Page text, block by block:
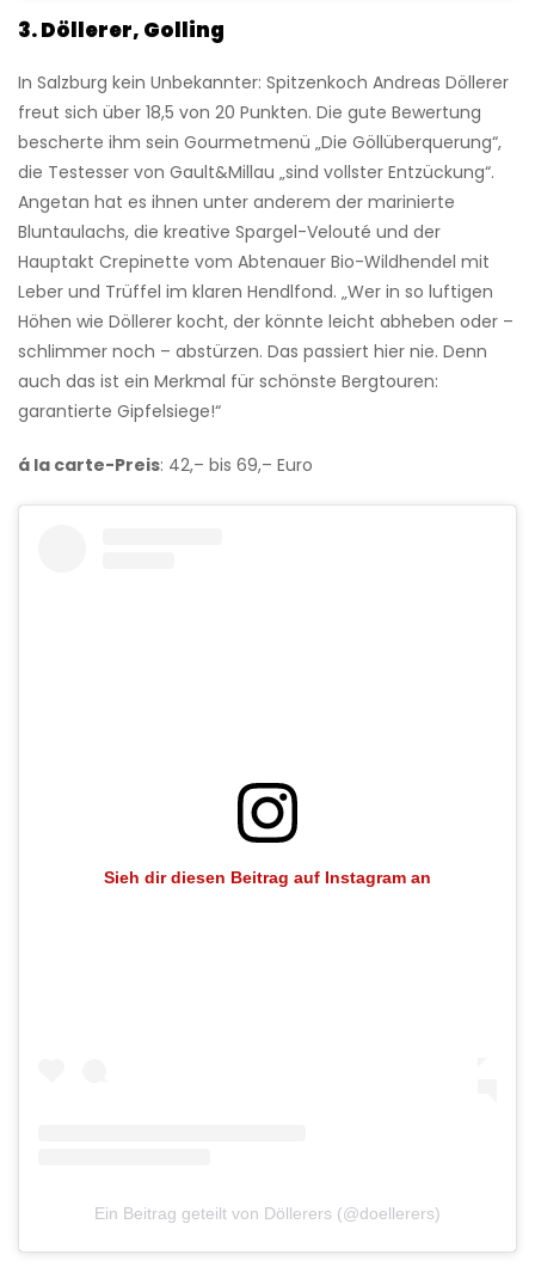
3. Döllerer, Golling
In Salzburg kein Unbekannter: Spitzenkoch Andreas Döllerer
freut sich über 18,5 von 20 Punkten. Die gute Bewertung
bescherte ihm sein Gourmetmenü „Die Göllüberquerung“,
die Testesser von Gault&Millau „sind vollster Entzückung“.
Angetan hat es ihnen unter anderem der marinierte
Bluntaulachs, die kreative Spargel-Velouté und der
Hauptakt Crepinette vom Abtenauer Bio-Wildhendel mit
Leber und Trüffel im klaren Hendlfond. „Wer in so luftigen
Höhen wie Döllerer kocht, der könnte leicht abheben oder –
schlimmer noch – abstürzen. Das passiert hier nie. Denn
auch das ist ein Merkmal für schönste Bergtouren:
garantierte Gipfelsiege!“
á la carte-Preis: 42,– bis 69,– Euro
Sieh dir diesen Beitrag auf Instagram an
Ein Beitrag geteilt von Döllerers (@doellerers)